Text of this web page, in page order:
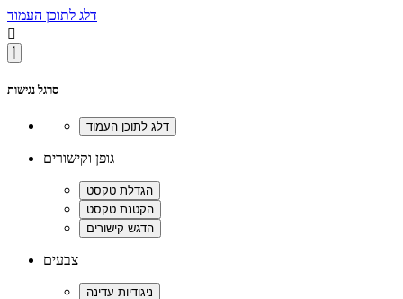
דלג לתוכן העמוד

סרגל נגישות
גופן וקישורים
צבעים